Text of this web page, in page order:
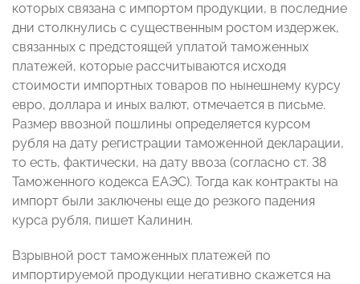
которых связана с импортом продукции, в последние
дни столкнулись с существенным ростом издержек,
связанных с предстоящей уплатой таможенных
платежей, которые рассчитываются исходя
стоимости импортных товаров по нынешнему курсу
евро, доллара и иных валют, отмечается в письме.
Размер ввозной пошлины определяется курсом
рубля на дату регистрации таможенной декларации,
то есть, фактически, на дату ввоза (согласно ст. 38
Таможенного кодекса ЕАЭС). Тогда как контракты на
импорт были заключены еще до резкого падения
курса рубля, пишет Калинин.
Взрывной рост таможенных платежей по
импортируемой продукции негативно скажется на